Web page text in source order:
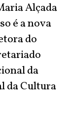
Alçada
é a nova
do
da
da Cultura